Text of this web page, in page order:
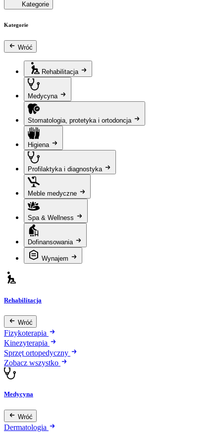
Kategorie
Kategorie
Wróć
Rehabilitacja
Medycyna
Stomatologia, protetyka i ortodoncja
Higiena
Profilaktyka i diagnostyka
Meble medyczne
Spa & Wellness
Dofinansowania
Wynajem
Rehabilitacja
Wróć
Fizykoterapia
Kinezyterapia
Sprzęt ortopedyczny
Zobacz wszystko
Medycyna
Wróć
Dermatologia